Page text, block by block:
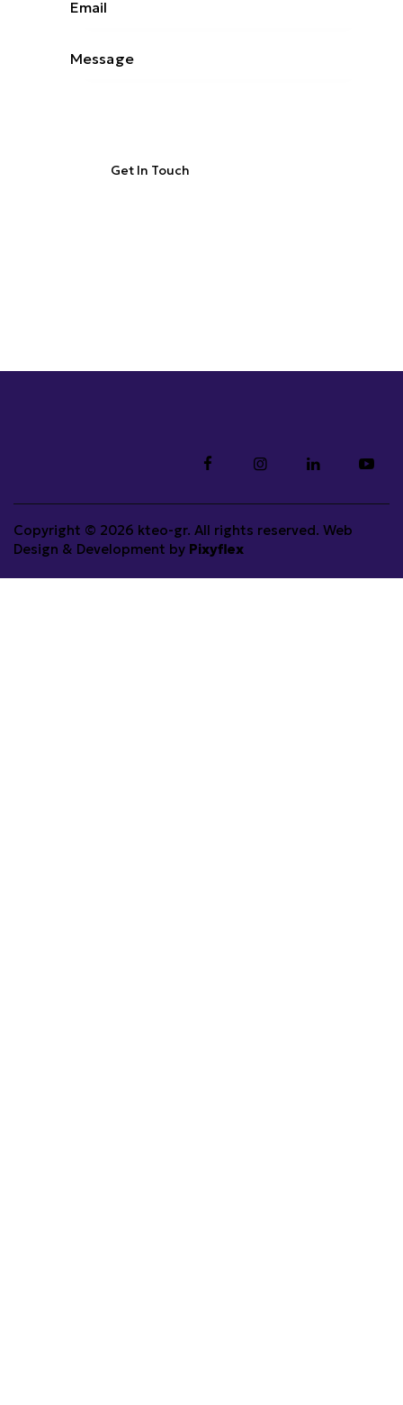
Copyright © 2026 kteo-gr. All rights reserved. Web
Design & Development by Pixyflex